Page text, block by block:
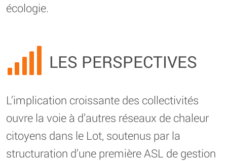
écologie.
LES PERSPECTIVES
L’implication croissante des collectivités
ouvre la voie à d’autres réseaux de chaleur
citoyens dans le Lot, soutenus par la
structuration d’une première ASL de gestion